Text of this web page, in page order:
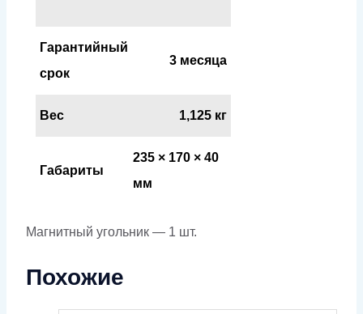
Гарантийный
срок
3 месяца
Вес 1,125 кг
Габариты
235 × 170 × 40
мм
Магнитный угольник — 1 шт.
Похожие